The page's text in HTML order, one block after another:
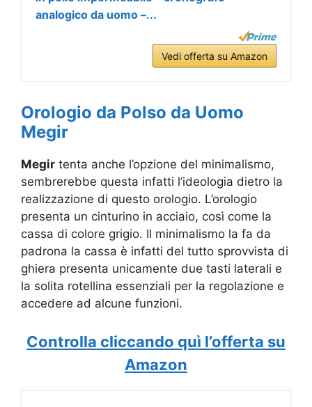
analogico da uomo –...
Vedi offerta su Amazon
Orologio da Polso da Uomo
Megir
Megir tenta anche l’opzione del minimalismo,
sembrerebbe questa infatti l’ideologia dietro la
realizzazione di questo orologio. L’orologio
presenta un cinturino in acciaio, così come la
cassa di colore grigio. Il minimalismo la fa da
padrona la cassa è infatti del tutto sprovvista di
ghiera presenta unicamente due tasti laterali e
la solita rotellina essenziali per la regolazione e
accedere ad alcune funzioni.
Controlla cliccando quì l’offerta su
Amazon